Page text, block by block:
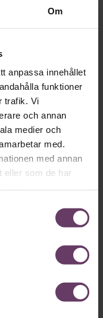
Om
anpassa innehållet
funktioner
trafik. Vi
och annan
medier och
med.
med annan
eller som de har
ledare
ledare